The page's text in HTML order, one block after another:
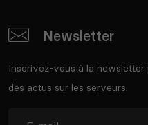
Newsletter
Inscrivez-vous à la
des actus sur les serveurs.